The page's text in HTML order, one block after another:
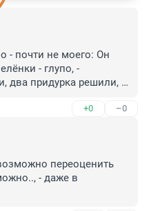
- почти не моего: Он
- глупо, -
два придурка решили,
этому пришли.., открыли
свежий(!) воздух.. И он,
в больницу"! Мама
выгнали из больницы,
приносить молоко!
это.. Чудо из
почти что мимо
+0 –0
переоценить
- даже в